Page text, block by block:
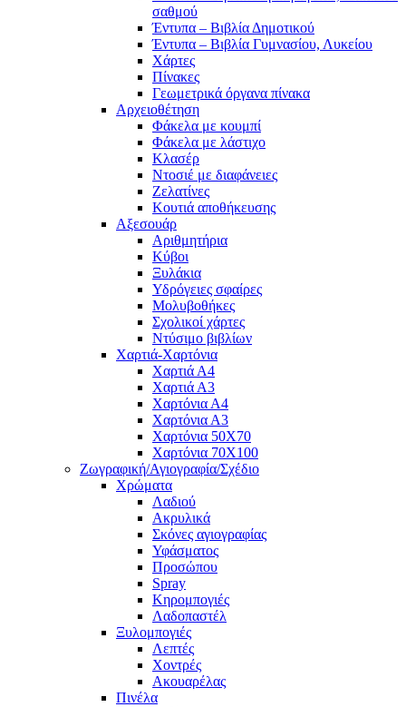
σαθμού
Έντυπα – Βιβλία Δημοτικού
Έντυπα – Βιβλία Γυμνασίου, Λυκείου
Χάρτες
Πίνακες
Γεωμετρικά όργανα πίνακα
Αρχειοθέτηση
Φάκελα με κουμπί
Φάκελα με λάστιχο
Κλασέρ
Ντοσιέ με διαφάνειες
Ζελατίνες
Κουτιά αποθήκευσης
Αξεσουάρ
Αριθμητήρια
Κύβοι
Ξυλάκια
Υδρόγειες σφαίρες
Μολυβοθήκες
Σχολικοί χάρτες
Ντύσιμο βιβλίων
Χαρτιά-Χαρτόνια
Χαρτιά Α4
Χαρτιά Α3
Χαρτόνια Α4
Χαρτόνια Α3
Χαρτόνια 50Χ70
Χαρτόνια 70Χ100
Ζωγραφική/Αγιογραφία/Σχέδιο
Χρώματα
Λαδιού
Ακρυλικά
Σκόνες αγιογραφίας
Υφάσματος
Προσώπου
Spray
Κηρομπογιές
Λαδοπαστέλ
Ξυλομπογιές
Λεπτές
Χοντρές
Ακουαρέλας
Πινέλα